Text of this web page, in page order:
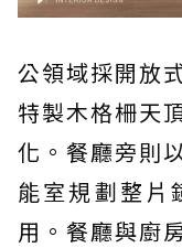
公領域採開放
特製木格柵天
化。餐廳旁則
能室規劃整片
用。餐廳與廚